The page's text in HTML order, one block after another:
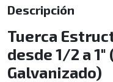
Descripción
Tuerca
desde 1/2 a 1"
Galvanizado)